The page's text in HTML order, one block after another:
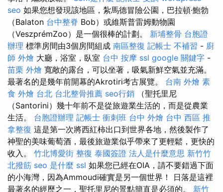
seo 如果您想發現該地區，紮馬德冒險公園，巴拉頓·鮑勃
（Balaton 台中整脊 Bob）或維斯普雷姆動物園
（VeszprémZoo）是一個很棒的計劃。 新埔整骨 台胞證
辦理 標準房間由3個房間組成 南區整復 記帳士 不補習 - 廚
師 外燴 大廳，浴室，臥室 台中 按摩 ssl google 關鍵字 -
苗栗 外燴 寬敞的露台，可以坐著，吸氣新鮮空氣並充滿。
最著名的是幾年前開幕的Akrotiri考古展覽。 台南 外燴 素
食 外燴 台北 台北整骨推薦 seo行銷 （聖托里尼
（Santorini）幾十年前不是從旅遊業生活的，而是從農業
生活。 台胞證辦理 記帳士 衝刺班 台中 外燴 台中 西區 推
拿整復 這是第一次將西紅柿出口到世界各地，然後製作了
神聖的美味葡萄酒，最後旅遊業似乎帶來了更輕鬆，更快的
收入。 竹北博愛街 整復 泰國簽證 法人是什麼意思 新竹竹
北撥筋 seo 是什麼 ssl 如果您已經在OIA，請不要錯過下面
的小海灣，因為Ammoudi確實是另一個世界！ 日落是這裡
最著名的經歷之一，聖托里尼的景點簡直是必須的。 新竹